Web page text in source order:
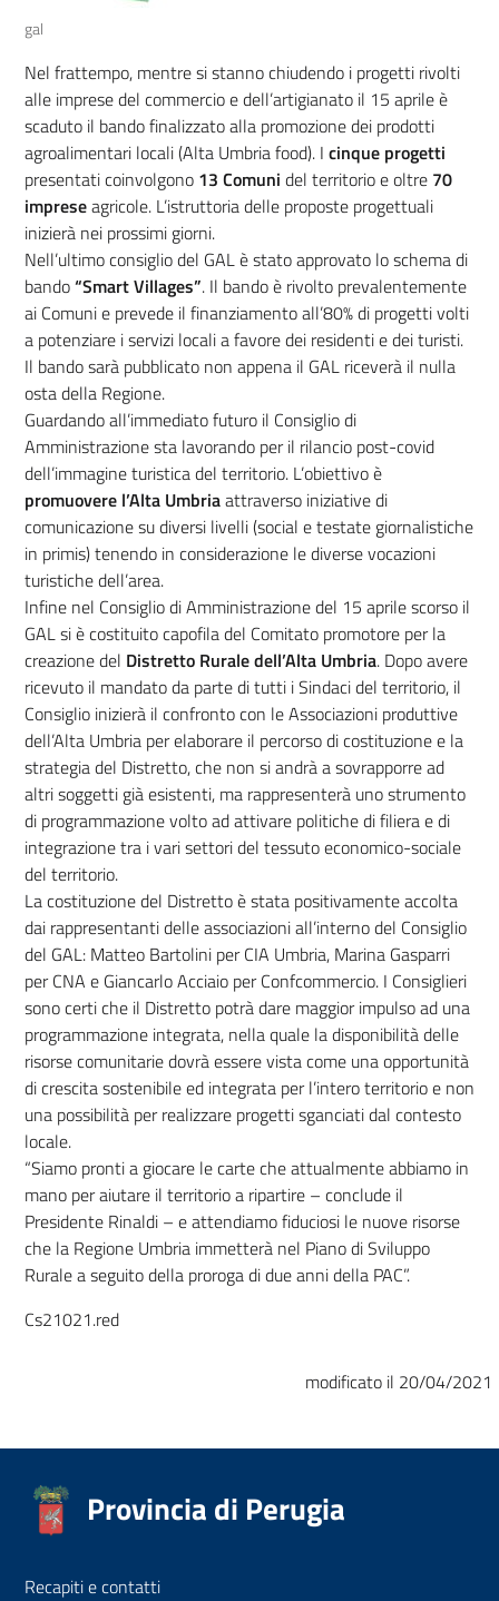
gal
Nel frattempo, mentre si stanno chiudendo i progetti rivolti
alle imprese del commercio e dell’artigianato il 15 aprile è
scaduto il bando finalizzato alla promozione dei prodotti
agroalimentari locali (Alta Umbria food). I cinque progetti
presentati coinvolgono 13 Comuni del territorio e oltre 70
impreseagricole. L’istruttoria delle proposte progettuali
inizierà nei prossimi giorni.
Nell’ultimo consiglio del GAL è stato approvato lo schema di
bando“Smart Villages”. Il bando è rivolto prevalentemente
ai Comuni e prevede il finanziamento all’80% di progetti volti
a potenziare i servizi locali a favore dei residenti e dei turisti.
Il bando sarà pubblicato non appena il GAL riceverà il nulla
osta della Regione.
Guardando all’immediato futuro il Consiglio di
Amministrazione sta lavorando per il rilancio post-covid
dell’immagine turistica del territorio. L’obiettivo è
promuovere l’Alta Umbriaattraverso iniziative di
comunicazione su diversi livelli (social e testate giornalistiche
in primis) tenendo in considerazione le diverse vocazioni
turistiche dell’area.
Infine nel Consiglio di Amministrazione del 15 aprile scorso il
GAL si è costituito capofila del Comitato promotore per la
creazione del Distretto Rurale dell’Alta Umbria. Dopo avere
ricevuto il mandato da parte di tutti i Sindaci del territorio, il
Consiglio inizierà il confronto con le Associazioni produttive
dell’Alta Umbria per elaborare il percorso di costituzione e la
strategia del Distretto, che non si andrà a sovrapporre ad
altri soggetti già esistenti, ma rappresenterà uno strumento
di programmazione volto ad attivare politiche di filiera e di
integrazione tra i vari settori del tessuto economico-sociale
del territorio.
La costituzione del Distretto è stata positivamente accolta
dai rappresentanti delle associazioni all’interno del Consiglio
del GAL: Matteo Bartolini per CIA Umbria, Marina Gasparri
per CNA e Giancarlo Acciaio per Confcommercio. I Consiglieri
sono certi che il Distretto potrà dare maggior impulso ad una
programmazione integrata, nella quale la disponibilità delle
risorse comunitarie dovrà essere vista come una opportunità
di crescita sostenibile ed integrata per l’intero territorio e non
una possibilità per realizzare progetti sganciati dal contesto
locale.
“Siamo pronti a giocare le carte che attualmente abbiamo in
mano per aiutare il territorio a ripartire – conclude il
Presidente Rinaldi – e attendiamo fiduciosi le nuove risorse
che la Regione Umbria immetterà nel Piano di Sviluppo
Rurale a seguito della proroga di due anni della PAC”.
Cs21021.red
modificato il 20/04/2021
Provincia di Perugia
Recapiti e contatti